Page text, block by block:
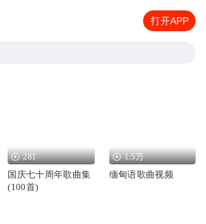
打开APP
281
国庆七十周年歌曲集
(100首)
1.5万
缅甸语歌曲视频